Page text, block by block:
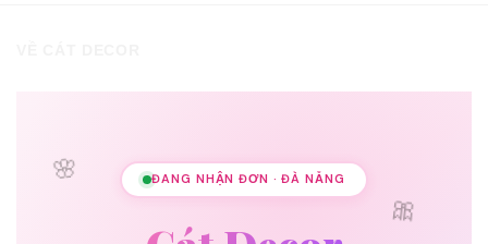
🌸
🎀
ĐANG NHẬN ĐƠN · ĐÀ NẴNG